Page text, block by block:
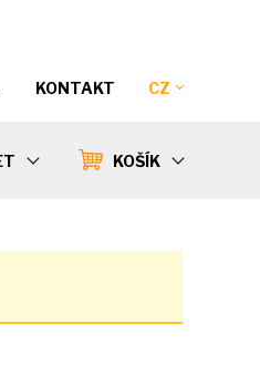
CZ
KONTAKT
KOŠÍK